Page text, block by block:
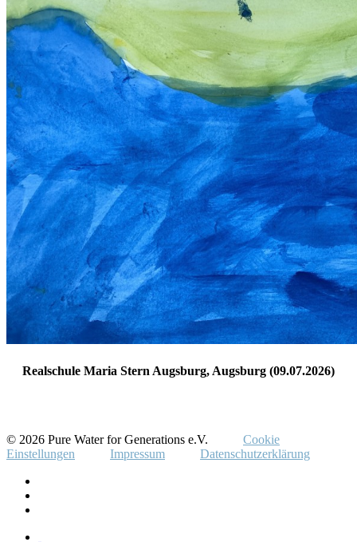
Realschule Maria Stern Augsburg, Augsburg (09.07.2026)
© 2026 Pure Water for Generations e.V.
Cookie
Einstellungen
Impressum Datenschutzerklärung